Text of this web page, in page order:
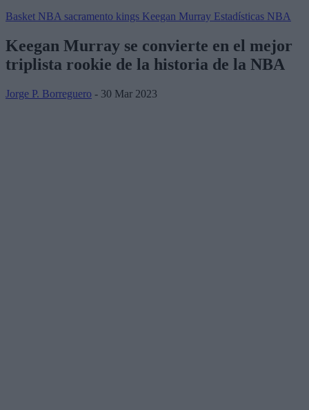
Basket NBA sacramento kings Keegan Murray Estadísticas NBA
Keegan Murray se convierte en el mejor
triplista rookie de la historia de la NBA
Jorge P. Borreguero - 30 Mar 2023